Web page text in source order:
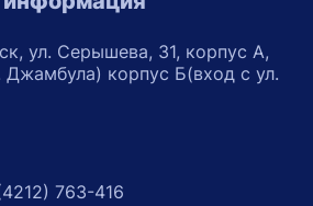
ул. Серышева, 31, корпус А,
Джамбула) корпус Б(вход с ул.
763-416